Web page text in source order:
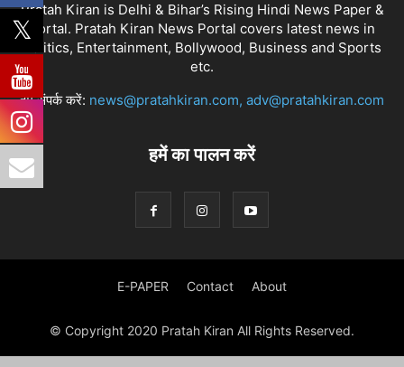
Pratah Kiran is Delhi & Bihar’s Rising Hindi News Paper &
Portal. Pratah Kiran News Portal covers latest news in
Politics, Entertainment, Bollywood, Business and Sports
etc.
हमें संपर्क करें: news@pratahkiran.com, adv@pratahkiran.com
हमें का पालन करें
E-PAPER Contact About
© Copyright 2020 Pratah Kiran All Rights Reserved.